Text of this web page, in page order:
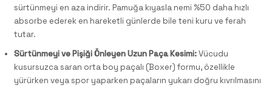
sürtünmeyi en aza indirir. Pamuğa kıyasla nemi %50 daha hızlı
absorbe ederek en hareketli günlerde bile teni kuru ve ferah
tutar.
Sürtünmeyi ve Pişiği Önleyen Uzun Paça Kesimi:Vücudu
kusursuzca saran orta boy paçalı (Boxer) formu, özellikle
yürürken veya spor yaparken paçaların yukarı doğru kıvrılmasını